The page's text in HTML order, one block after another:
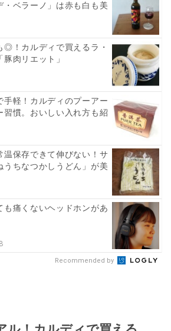
・ベラーノ」は赤も白も美
◎！カルディで買えるラ・
肉リエット」
手軽！カルディのプーアー
習慣。おいしい入れ方も紹
温保存できて伸びない！サ
うちなつかしうどん」が美
も痛くないヘッドホンがあ
Recommended by